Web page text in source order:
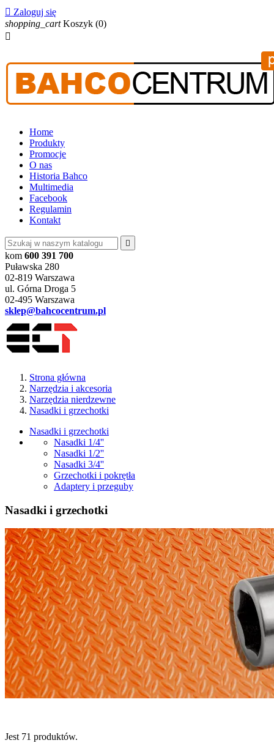
 Zaloguj się
shopping_cart Koszyk (0)

Home
Produkty
Promocje
O nas
Historia Bahco
Multimedia
Facebook
Regulamin
Kontakt

kom 600 391 700
Puławska 280
02-819 Warszawa
ul. Górna Droga 5
02-495 Warszawa
sklep@bahcocentrum.pl
Strona główna
Narzędzia i akcesoria
Narzędzia nierdzewne
Nasadki i grzechotki
Nasadki i grzechotki
Nasadki 1/4''
Nasadki 1/2''
Nasadki 3/4''
Grzechotki i pokrętła
Adaptery i przeguby
Nasadki i grzechotki
Jest 71 produktów.